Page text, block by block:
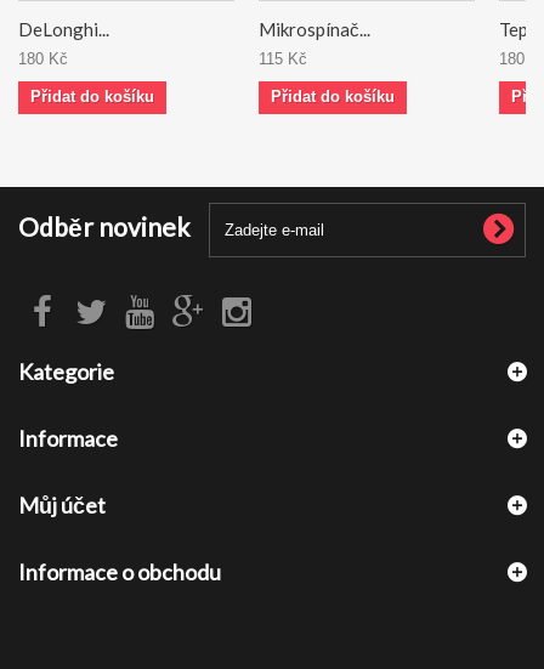
DeLonghi...
180 Kč
Přidat do košíku
Mikrospínač...
115 Kč
Přidat do košíku
180
Odběr novinek
Kategorie
Informace
Můj účet
Informace o obchodu